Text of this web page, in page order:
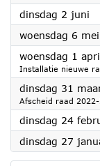
dinsdag 2 juni
woensdag 6 mei
woensdag 1
Installatie nieuwe
dinsdag 31
Afscheid raad
dinsdag 24
dinsdag 27